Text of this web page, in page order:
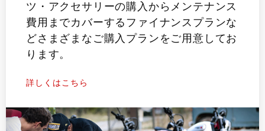
ツ・アクセサリーの購入からメンテナンス
費用までカバーするファイナンスプランな
どさまざまなご購入プランをご用意してお
ります。
詳しくはこちら